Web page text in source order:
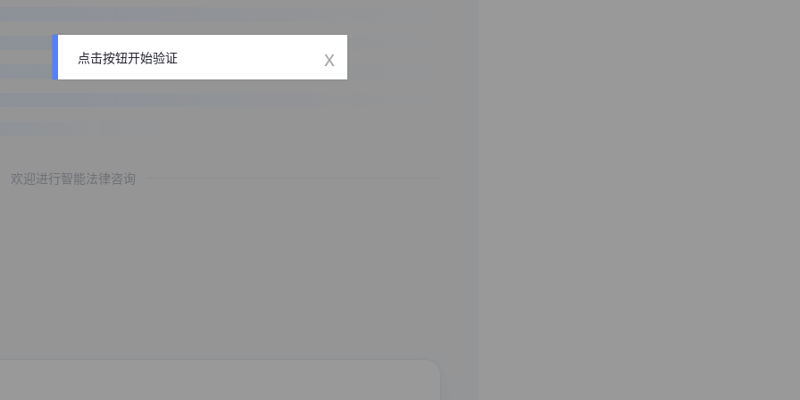
欢迎进行智能法律咨询
点击按钮开始验证 x